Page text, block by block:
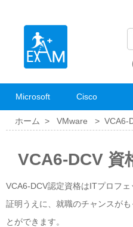
Microsoft Cisco
ホーム > VMware > VCA6-
VCA6-DCV 資
VCA6-DCV認定資格はITプロフ
証明うえに、就職のチャンスが
とができます。